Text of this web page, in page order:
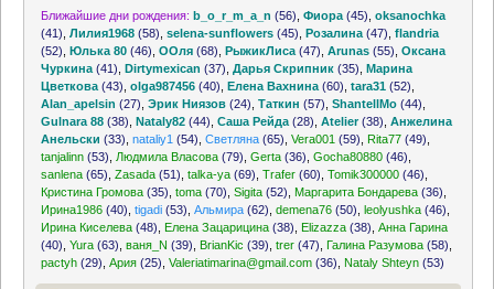
Ближайшие дни рождения: b_o_r_m_a_n (56) ,Фиора (45) ,oksanochka
(41) ,Лилия1968 (58) ,selena-sunflowers (45) ,Розалина (47) ,flandria
(52) ,Юлька 80 (46) ,ООля (68) ,РыжикЛиса (47) ,Arunas (55) ,Оксана
Чуркина (41) ,Dirtymexican (37) ,Дарья Скрипник (35) ,Марина
Цветкова (43) ,olga987456 (40) ,Елена Вахнина (60) ,tara31 (52)
Alan_apelsin (27) ,Эрик Ниязов (24) ,Таткин (57) ,ShantellMo (44)
Gulnara 88 (38) ,Nataly82 (44) ,Саша Рейда (28) ,Atelier(38) ,Анжелина
Анельски (33) ,nataliy1 (54) ,Светляна (65) ,Vera001 (59) Rita77 (49)
tanjalinn (53) Людмила Власова (79) ,Gerta (36) ,Gocha80880 (46)
sanlena (65) ,Zasada (51) ,talka-ya (69) ,Trafer (60) ,Tomik300000 (46)
Кристина Громова (35) ,toma (70) ,Sigita (52) Маргарита Бондарева (36)
Ирина1986 (40) ,tigadi (53) ,Альмира (62) ,demena76 (50) ,leolyushka (46)
Ирина Киселева (48) Елена Зацарицина (38) Elizazza (38) ,Анна Гарина
(40) ,Yura (63) ,ваня_N (39) BrianKic (39) ,trer (47) Галина Разумова (58)
pactyh (29) ,Ария (25) ,Valeriatimarina@gmail.com (36) Nataly Shteyn (53)